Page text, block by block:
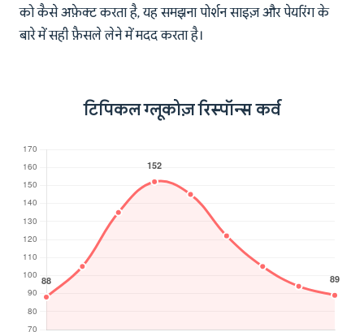
को कैसे अफ़ेक्ट करता है, यह समझना पोर्शन साइज़ और पेयरिंग के
बारे में सही फ़ैसले लेने में मदद करता है।
टिपिकल ग्लूकोज़ रिस्पॉन्स कर्व